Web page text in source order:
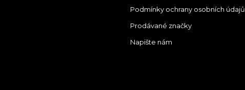
Podmínky ochrany osobních údajů
Prodávané značky
Napište nám